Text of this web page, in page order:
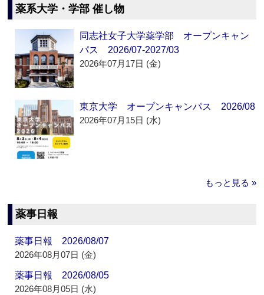
薬系大学・学部 催し物
同志社女子大学薬学部 オープンキャン
パス 2026/07-2027/03
2026年07月17日 (金)
東京大学 オープンキャンパス 2026/08
2026年07月15日 (水)
もっと見る »
薬事日報
薬事日報 2026/08/07
2026年08月07日 (金)
薬事日報 2026/08/05
2026年08月05日 (水)